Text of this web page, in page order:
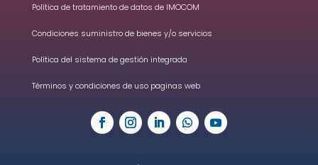
Política de tratamiento de datos de IMOCOM
Condiciones suministro de bienes y/o servicios
Política del sistema de gestión integrada
Términos y condiciones de uso paginas web